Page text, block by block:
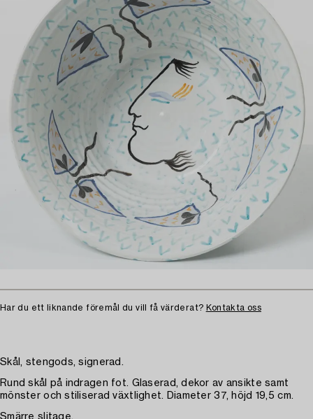
Har du ett liknande föremål du vill få värderat? Kontakta oss
Skål, stengods, signerad.
Rund skål på indragen fot. Glaserad, dekor av ansikte samt
mönster och stiliserad växtlighet. Diameter 37, höjd 19,5 cm.
Smärre slitage.